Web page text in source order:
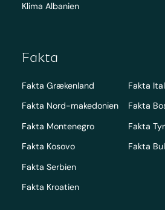
Klima Albanien
Fakta
Fakta Grækenland
Fakta Nord-makedonien
Fakta Montenegro
Fakta Kosovo
Fakta Serbien
Fakta Kroatien
Fakta
Fakta
Fakta
Fakta